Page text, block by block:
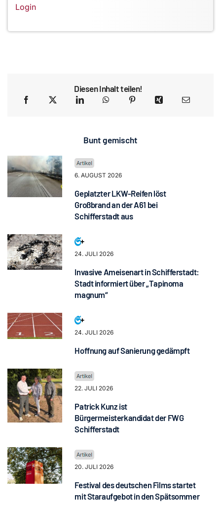
Login
Diesen Inhalt teilen!
Bunt gemischt
6. AUGUST 2026
Geplatzter LKW-Reifen löst
Großbrand an der A61 bei
Schifferstadt aus
24. JULI 2026
Invasive Ameisenart in Schifferstadt:
Stadt informiert über „Tapinoma
magnum“
24. JULI 2026
Hoffnung auf Sanierung gedämpft
22. JULI 2026
Patrick Kunz ist
Bürgermeisterkandidat der FWG
Schifferstadt
20. JULI 2026
Festival des deutschen Films startet
mit Staraufgebot in den Spätsommer